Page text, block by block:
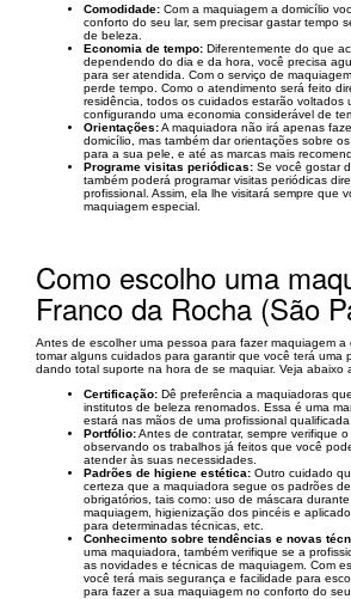
Comodidade: Com a maquiagem a domicílio
conforto do seu lar, sem precisar gastar tempo
de beleza.
Economia de tempo: Diferentemente do que
dependendo do dia e da hora, você precisa
para ser atendida. Com o serviço de
perde tempo. Como o atendimento será feito
residência, todos os cuidados estarão voltados
configurando uma economia considerável de
Orientações:A maquiadora não irá apenas
domicílio, mas também dar orientações sobre
para a sua pele, e até as marcas mais
Programe visitas periódicas: Se você gostar
também poderá programar visitas periódicas
profissional. Assim, ela lhe visitará sempre que
maquiagem especial.
Como escolho uma
Franco da Rocha (São
Antes de escolher uma pessoa para fazer maquiagem a
tomar alguns cuidados para garantir que você terá uma
dando total suporte na hora de se maquiar. Veja abaixo
Certificação: Dê preferência a maquiadoras
institutos de beleza renomados. Essa é uma
estará nas mãos de uma profissional qualificada.
Portfólio:Antes de contratar, sempre verifique
observando os trabalhos já feitos que você
atender às suas necessidades.
Padrões de higiene estética: Outro cuidado
certeza que a maquiadora segue os padrões
obrigatórios, tais como: uso de máscara
maquiagem, higienização dos pincéis e
para determinadas técnicas, etc.
Conhecimento sobre tendências e novas
uma maquiadora, também verifique se a
as novidades e técnicas de maquiagem. Com
você terá mais segurança e facilidade para
para fazer a sua maquiagem no conforto do seu